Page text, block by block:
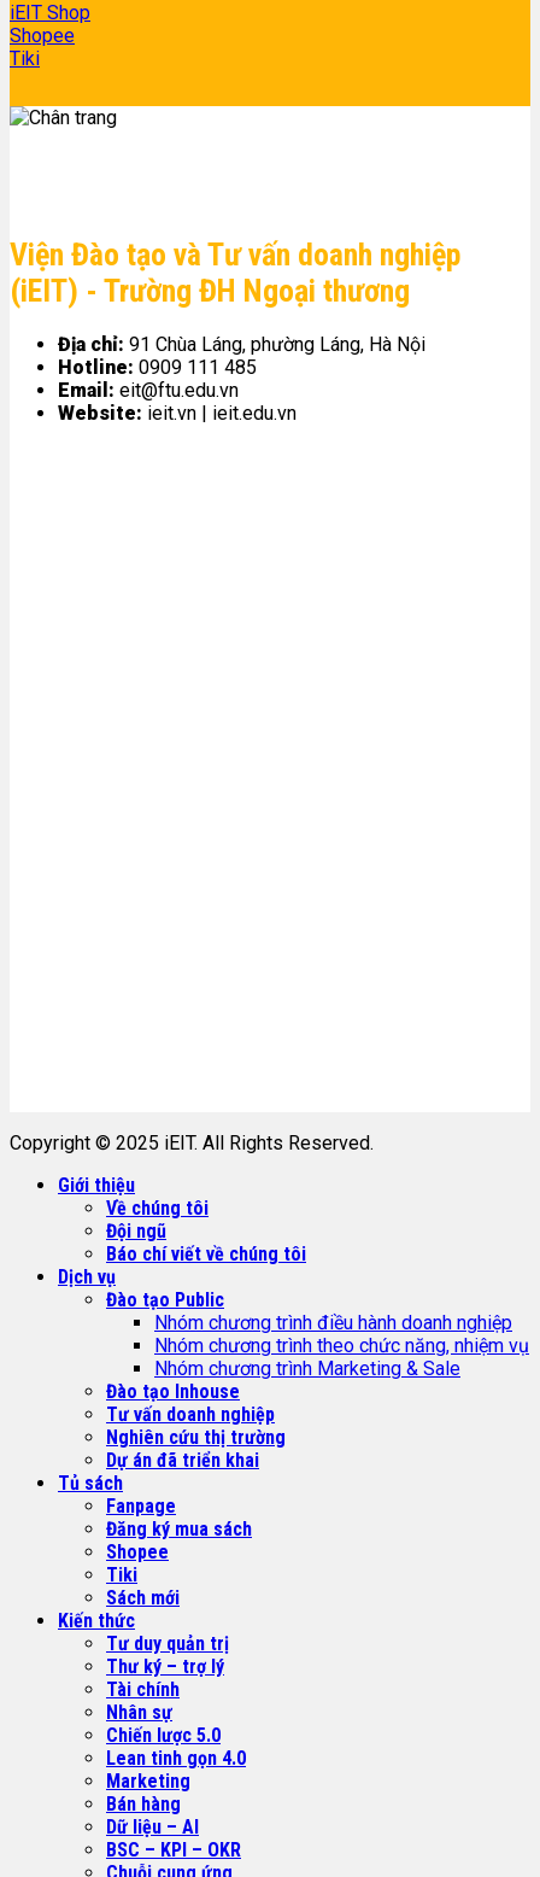
iEIT Shop
Shopee
Tiki
Viện Đào tạo và Tư vấn doanh nghiệp
(iEIT) - Trường ĐH Ngoại thương
Địa chỉ: 91 Chùa Láng, phường Láng, Hà Nội
Hotline: 0909 111 485
Email: eit@ftu.edu.vn
Website: ieit.vn | ieit.edu.vn
Copyright © 2025 iEIT. All Rights Reserved.
Giới thiệu
Về chúng tôi
Đội ngũ
Báo chí viết về chúng tôi
Dịch vụ
Đào tạo Public
Nhóm chương trình điều hành doanh nghiệp
Nhóm chương trình theo chức năng, nhiệm vụ
Nhóm chương trình Marketing & Sale
Đào tạo Inhouse
Tư vấn doanh nghiệp
Nghiên cứu thị trường
Dự án đã triển khai
Tủ sách
Fanpage
Đăng ký mua sách
Shopee
Tiki
Sách mới
Kiến thức
Tư duy quản trị
Thư ký – trợ lý
Tài chính
Nhân sự
Chiến lược 5.0
Lean tinh gọn 4.0
Marketing
Bán hàng
Dữ liệu – AI
BSC – KPI – OKR